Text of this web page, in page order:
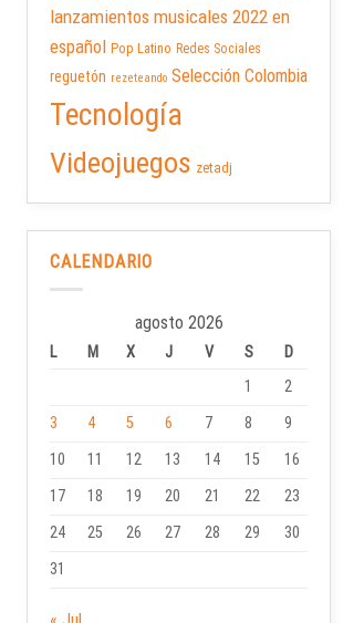
lanzamientos musicales 2022 en
español Pop Latino Redes Sociales
reguetón rezeteando Selección Colombia
Tecnología
Videojuegos zetadj
CALENDARIO
agosto 2026
L M X J V S
D
1
2
3
4 5 6 7 8
9
10
11 12 13 14 15
16
17
18 19 20 21 22
23
24
25 26 27 28 29
30
31